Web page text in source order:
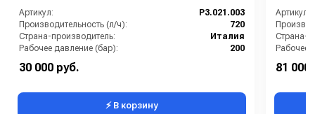
Артикул:
P3.021.003
Производительность (л/ч):
720
Страна-производитель:
Италия
Рабочее давление (бар):
200
Мощность (кВт):
Масса (кг):
30 000 руб.
⚡ В корзину
Артикул:
Страна-
Рабочее
81 000